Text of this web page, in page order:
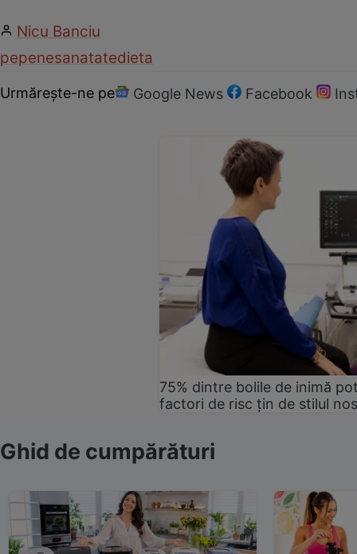
Nicu Banciu
pepenesanatatedieta
Urmărește-ne pe Google News Facebook
75% dintre bolile de inimă
factori de risc țin de stilul
Ghid de cumpărături